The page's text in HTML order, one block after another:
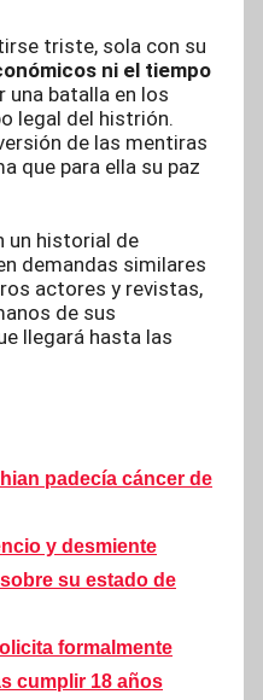
triste, sola con su
ni el tiempo
una batalla en los
legal del histrión.
de las mentiras
que para ella su paz
un historial de
demandas similares
actores y revistas,
de sus
llegará hasta las
padecía cáncer de
y desmiente
su estado de
formalmente
cumplir 18 años